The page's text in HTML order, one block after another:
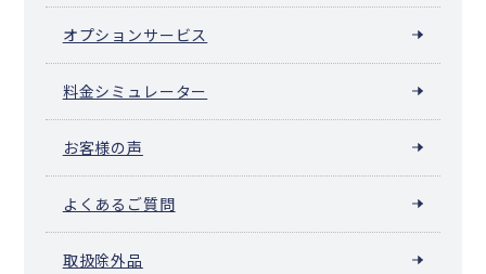
オプションサービス
料金シミュレーター
お客様の声
よくあるご質問
取扱除外品